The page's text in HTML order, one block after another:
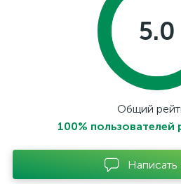
5.0
Общий
100%
Написать